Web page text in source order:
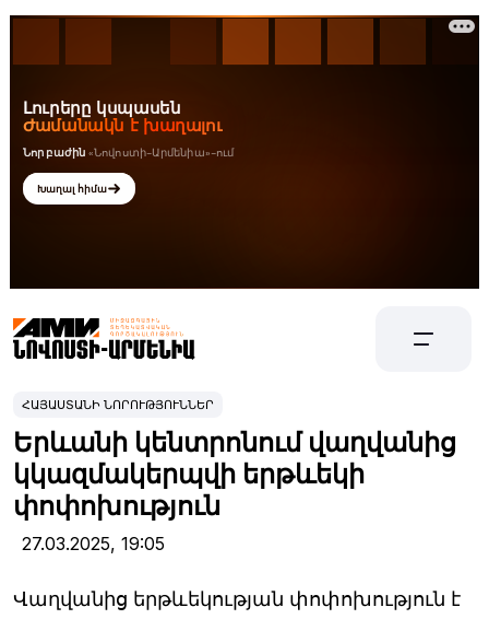
ՀԱՅԱՍՏԱՆԻ ՆՈՐՈՒԹՅՈՒՆՆԵՐ
Երևանի կենտրոնում վաղվանից
կկազմակերպվի երթևեկի
փոփոխություն
27.03.2025, 19:05
Վաղվանից երթևեկության փոփոխություն է